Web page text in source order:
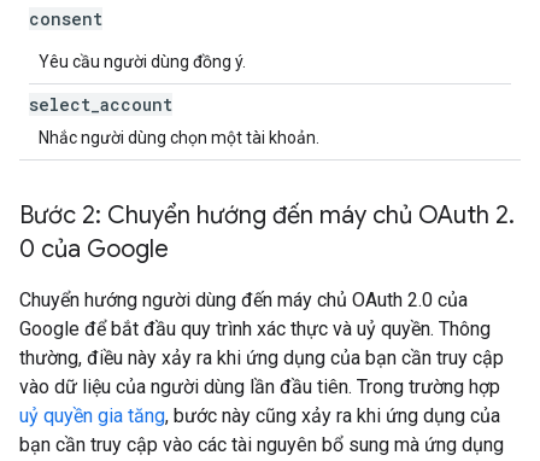
consent
Yêu cầu người dùng đồng ý.
select account
Nhắc người dùng chọn một tài khoản.
Bước 2: Chuyển hướng đến máy chủ OAuth 2.
0 của Google
Chuyển hướng người dùng đến máy chủ OAuth 2.0 của
Google để bắt đầu quy trình xác thực và uỷ quyền. Thông
thường, điều này xảy ra khi ứng dụng của bạn cần truy cập
vào dữ liệu của người dùng lần đầu tiên. Trong trường hợp
uỷ quyền gia tăng, bước này cũng xảy ra khi ứng dụng của
bạn cần truy cập vào các tài nguyên bổ sung mà ứng dụng